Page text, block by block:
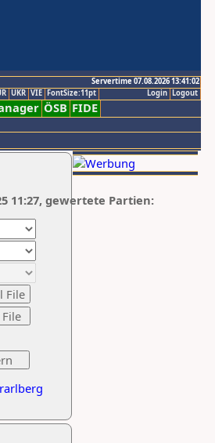
Servertime 07.08.2026 13:41:02
Logout
Login
UKR VIE FontSize:11pt
ÖSB FIDE
11:27, gewertete Partien: